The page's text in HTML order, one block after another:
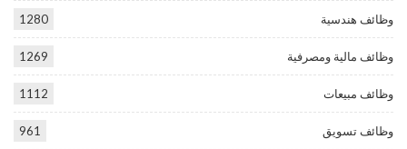
وظائف هندسية 1280
وظائف مالية ومصرفية 1269
وظائف مبيعات 1112
وظائف تسويق 961